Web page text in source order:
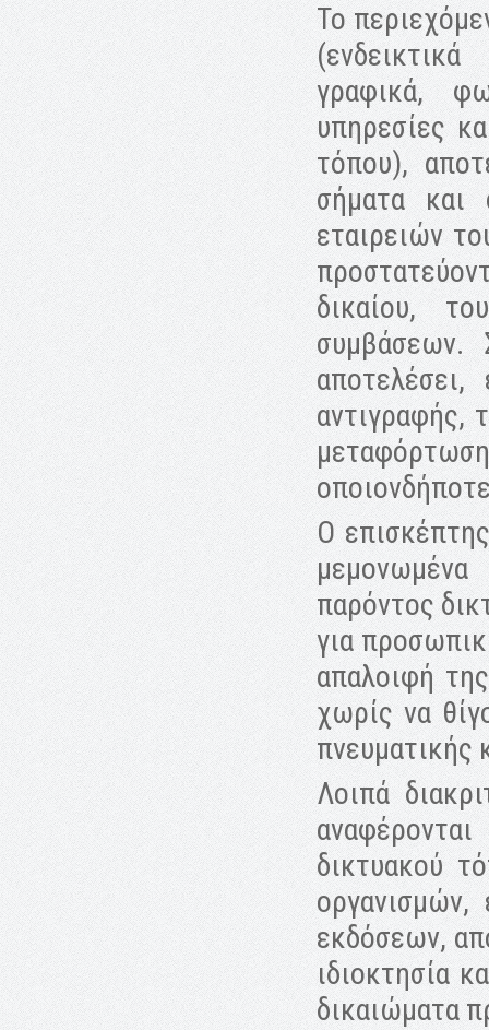
Το
γραφικά,
υπηρεσίες
τόπου),
σήματα και
εταιρειών
δικαίου,
συμβάσεων.
αντιγραφής,
Ο
μεμονωμένα
παρόντος
για
απαλοιφή
χωρίς να
πνευματικής
Λοιπά
δικτυακού
εκδόσεων,
ιδιοκτησία
δικαιώματα